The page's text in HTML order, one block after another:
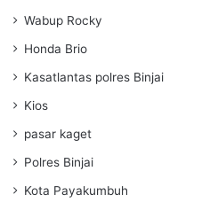
Wabup Rocky
Honda Brio
Kasatlantas polres Binjai
Kios
pasar kaget
Polres Binjai
Kota Payakumbuh